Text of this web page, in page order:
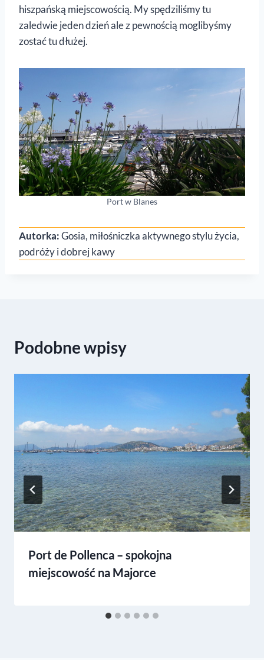
hiszpańską miejscowością. My spędziliśmy tu
zaledwie jeden dzień ale z pewnością moglibyśmy
zostać tu dłużej.
Port w Blanes
Autorka:Gosia, miłośniczka aktywnego stylu życia,
podróży i dobrej kawy
Podobne wpisy
Port de Pollenca – spokojna
miejscowość na Majorce